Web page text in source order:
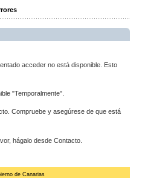
acceder no está disponible. Esto
"Temporalmente".
Compruebe y asegúrese de que está
hágalo desde Contacto.
de Canarias